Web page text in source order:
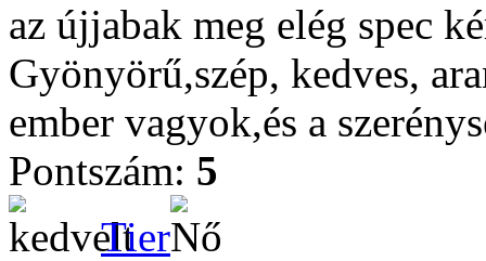
az újjabak meg elég spec
Gyönyörű,szép, kedves,
ember vagyok,és a
Pontszám: 5
Tier